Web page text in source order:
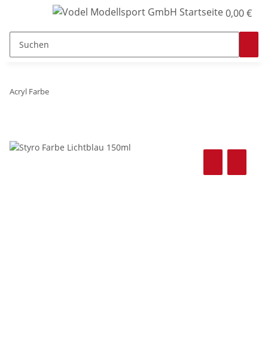
0,00 €
Acryl Farbe